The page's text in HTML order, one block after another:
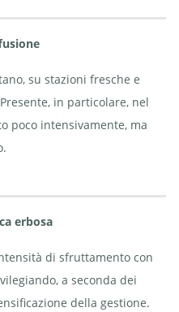
su stazioni fresche e
in particolare, nel
poco intensivamente, ma
erbosa
di sfruttamento con
a seconda dei
della gestione.